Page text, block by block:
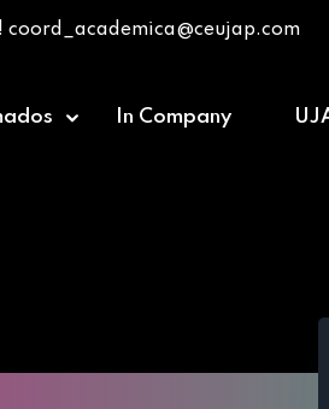
coord_academica@ceujap.com
In Company